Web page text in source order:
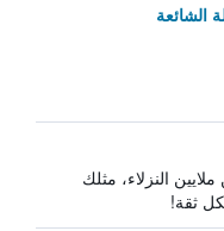
الشائعة
النزلاء، مثلك
ثقة!